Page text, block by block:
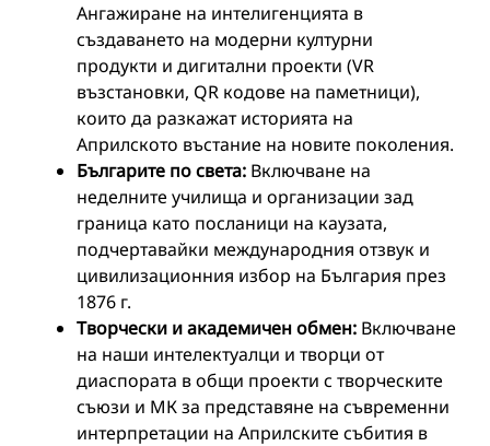
Ангажиране на интелигенцията в
създаването на модерни културни
продукти и дигитални проекти (VR
възстановки, QR кодове на паметници),
които да разкажат историята на
Априлското въстание на новите поколения.
Българите по света: Включване на
неделните училища и организации зад
граница като посланици на каузата,
подчертавайки международния отзвук и
цивилизационния избор на България през
1876 г.
Творчески и академичен обмен: Включване
на наши интелектуалци и творци от
диаспората в общи проекти с творческите
съюзи и МК за представяне на съвременни
интерпретации на Априлските събития в